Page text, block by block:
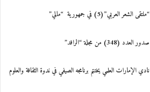
“ملتقى الشعر العربي”(5) في جمهورية “مالي”
صدور العدد (348) من مجلة “الرافد”
نادي الإمارات العلمي يختتم برنامجه الصيفي في ندوة الثقافة والعلوم